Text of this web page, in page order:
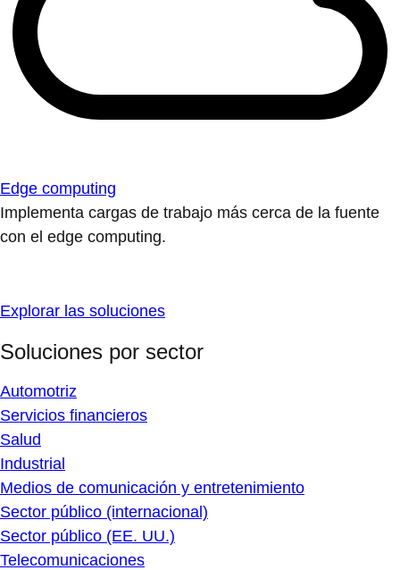
Edge computing
Implementa cargas de trabajo más cerca de la fuente
con el edge computing.
Explorar las soluciones
Soluciones por sector
Automotriz
Servicios financieros
Salud
Industrial
Medios de comunicación y entretenimiento
Sector público (internacional)
Sector público (EE. UU.)
Telecomunicaciones